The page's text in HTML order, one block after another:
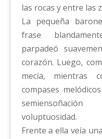
las rocas y entre las
La pequeña
frase
parpadeó
corazón. Luego,
mecía, mientras
compases
voluptuosidad.
Frente a ella veía